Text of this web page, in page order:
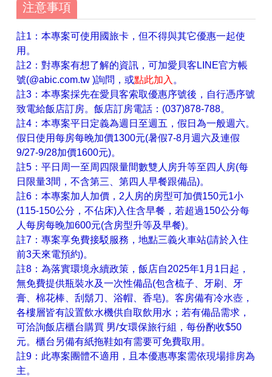
注意事項
註1：本專案可使用國旅卡，但不得與其它優惠一起使
用。
註2：對專案有想了解的資訊，可加愛貝客LINE官方帳
號(@abic.com.tw )詢問，或點此加入。
註3：本專案採先在愛貝客索取優惠序號後，自行憑序號
致電給飯店訂房。飯店訂房電話：(037)878-788。
註4：本專案平日定義為週日至週五，假日為一般週六。
假日使用每房每晚加價1300元(暑假7-8月週六及連假
9/27-9/28加價1600元)。
註5：平日周一至周四限量間數雙人房升等至四人房(每
日限量3間，不含第三、第四人早餐跟備品)。
註6：本專案加人加價，2人房的房型可加價150元1小
(115-150公分，不佔床)入住含早餐，若超過150公分每
人每房每晚加600元(含房型升等及早餐)。
註7：專案享免費接駁服務，地點三義火車站(請於入住
前3天來電預約)。
註8：為落實環境永續政策，飯店自2025年1月1日起，
無免費提供瓶裝水及一次性備品(包含梳子、牙刷、牙
膏、棉花棒、刮鬍刀、浴帽、香皂)。客房備有冷水壺，
各樓層皆有設置飲水機供自取飲用水；若有備品需求，
可洽詢飯店櫃台購買 男/女環保旅行組，每份酌收$50
元。櫃台另備有紙拖鞋如有需要可免費取用。
註9：此專案團體不適用，且本優惠專案需依現場排房為
主。